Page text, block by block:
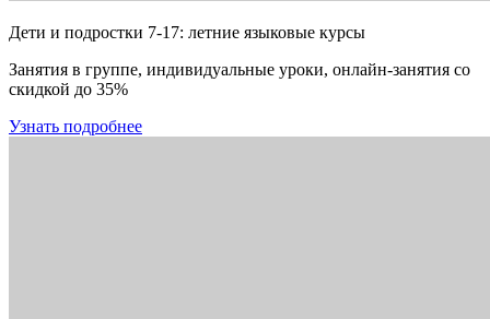
Дети и подростки 7-17: летние языковые курсы
Занятия в группе, индивидуальные уроки, онлайн-занятия со
скидкой до 35%
Узнать подробнее